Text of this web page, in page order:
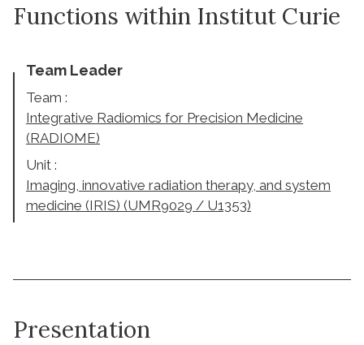
Functions within Institut Curie
Team Leader
Team :
Integrative Radiomics for Precision Medicine
(RADIOME)
Unit :
Imaging, innovative radiation therapy, and system
medicine (IRIS) (UMR9029 / U1353)
Presentation